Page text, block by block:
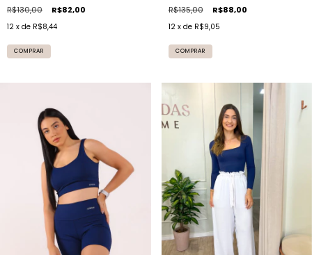
R$130,00 R$82,00
12 x de R$8,44
COMPRAR
R$135,00 R$88,00
12 x de R$9,05
COMPRAR